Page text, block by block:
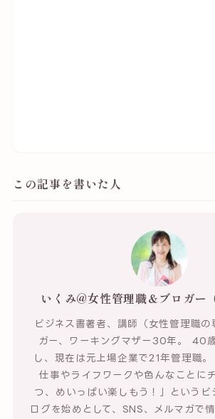
この記事を書いた人
いくみ@女性管理職＆ブロガー
ビジネス書著者、講師（女性管理職の
ガー、ワーキングマザー30年。 40
し、現在は元上場企業で21年管理職。
仕事やライフワークや色んなことに
つ、めいっぱい楽しもう！」というビ
ログを始めとして、SNS、メルマガで